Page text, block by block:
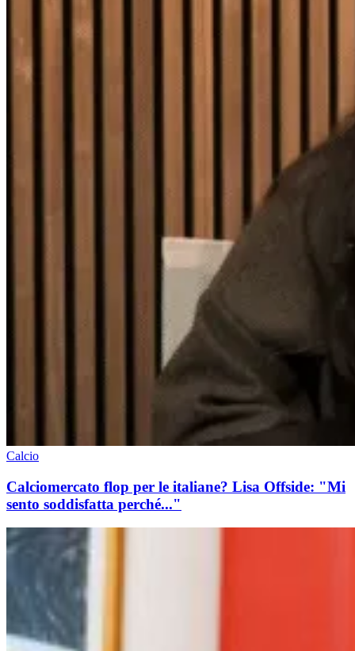
Calcio
Calciomercato flop per le italiane? Lisa Offside: "Mi
sento soddisfatta perché..."